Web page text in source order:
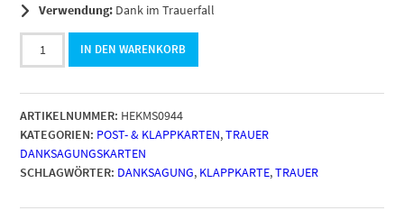
Verwendung: Dank im Trauerfall
10
Danksagungskarten
Klappkarten
mit
Umschlag
DIN
Trauerkarten
IN DEN WARENKORB
ARTIKELNUMMER: HEKMS0944
KATEGORIEN: POST- & KLAPPKARTEN,TRAUER
DANKSAGUNGSKARTEN
SCHLAGWÖRTER: DANKSAGUNG, KLAPPKARTE,TRAUER